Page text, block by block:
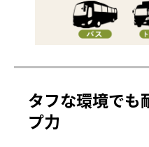
タフな環境でも
プ力